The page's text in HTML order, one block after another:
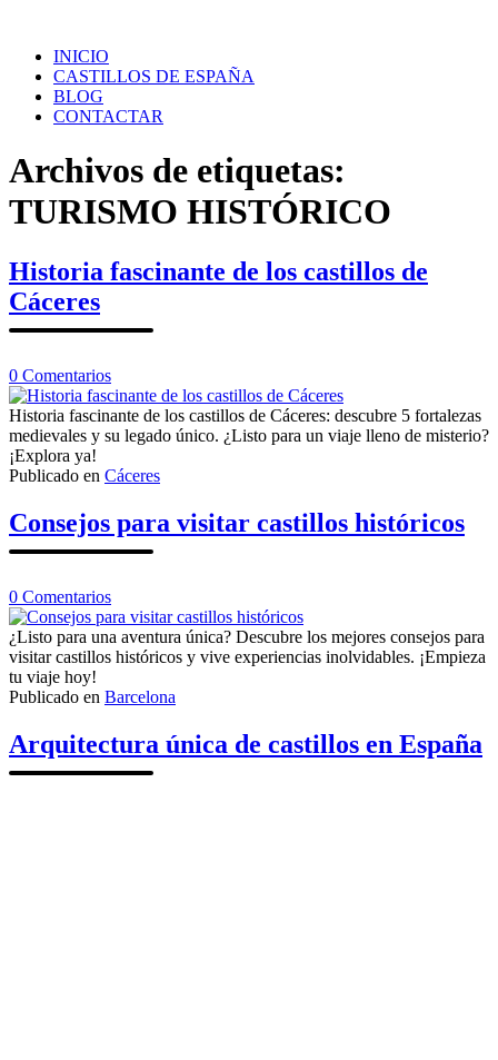
contenidoINICIO
CASTILLOS DE ESPAÑA
BLOG
CONTACTAR
Archivos de etiquetas:
TURISMO HISTÓRICO
Historia fascinante de los castillos de
Cáceres
0 Comentariosen
Historia
fascinante
de
castillos
Historia fascinante de los castillos de Cáceres: descubre 5 fortalezas
medievales y su legado único. ¿Listo para un viaje lleno de misterio?
¡Explora ya!
Publicado en Cáceres
Consejos para visitar castillos históricos
0 Comentariosen
Consejos
para
visitar
históricos
¿Listo para una aventura única? Descubre los mejores consejos para
visitar castillos históricos y vive experiencias inolvidables. ¡Empieza
tu viaje hoy!
Publicado en Barcelona
Arquitectura única de castillos en España